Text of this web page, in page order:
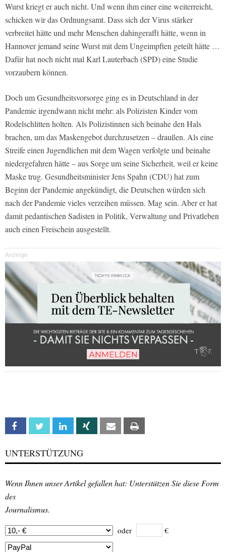
Wurst kriegt er auch nicht. Und wenn ihm einer eine weiterreicht,
schicken wir das Ordnungsamt. Dass sich der Virus stärker
verbreitet hätte und mehr Menschen dahingerafft hätte, wenn in
Hannover jemand seine Wurst mit dem Ungeimpften geteilt hätte …
Dafür hat noch nicht mal Karl Lauterbach (SPD) eine Studie
vorzaubern können.
Doch um Gesundheitsvorsorge ging es in Deutschland in der
Pandemie irgendwann nicht mehr: als Polizisten Kinder vom
Rodelschlitten holten. Als Polizistinnen sich beinahe den Hals
brachen, um das Maskengebot durchzusetzen – draußen. Als eine
Streife einen Jugendlichen mit dem Wagen verfolgte und beinahe
niedergefahren hätte – aus Sorge um seine Sicherheit, weil er keine
Maske trug. Gesundheitsminister Jens Spahn (CDU) hat zum
Beginn der Pandemie angekündigt, die Deutschen würden sich
nach der Pandemie vieles verzeihen müssen. Mag sein. Aber er hat
damit pedantischen Sadisten in Politik, Verwaltung und Privatleben
auch einen Freischein ausgestellt.
Anzeige
Facebook Twitter Linkedin Xing Email
UNTERSTÜTZUNG
Wenn Ihnen unser Artikel gefallen hat: Unterstützen Sie diese Form
des
Journalismus.
oder €